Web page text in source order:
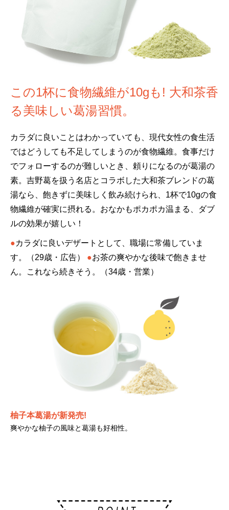
この1杯に食物繊維が10gも! 大和茶香
る美味しい葛湯習慣。
カラダに良いことはわかっていても、現代女性の食生活
ではどうしても不足してしまうのが食物繊維。食事だけ
でフォローするのが難しいとき、頼りになるのが葛湯の
素。吉野葛を扱う名店とコラボした大和茶ブレンドの葛
湯なら、飽きずに美味しく飲み続けられ、1杯で10gの食
物繊維が確実に摂れる。おなかもポカポカ温まる、ダブ
ルの効果が嬉しい！
●カラダに良いデザートとして、職場に常備していま
す。（29歳・広告）
●お茶の爽やかな後味で飽きませ
ん。これなら続きそう。（34歳・営業）
柚子本葛湯が新発売!
爽やかな柚子の風味と葛湯も好相性。